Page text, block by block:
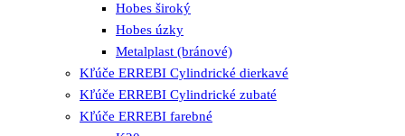
Hobes široký
Hobes úzky
Metalplast (bránové)
Kľúče ERREBI Cylindrické dierkavé
Kľúče ERREBI Cylindrické zubaté
Kľúče ERREBI farebné